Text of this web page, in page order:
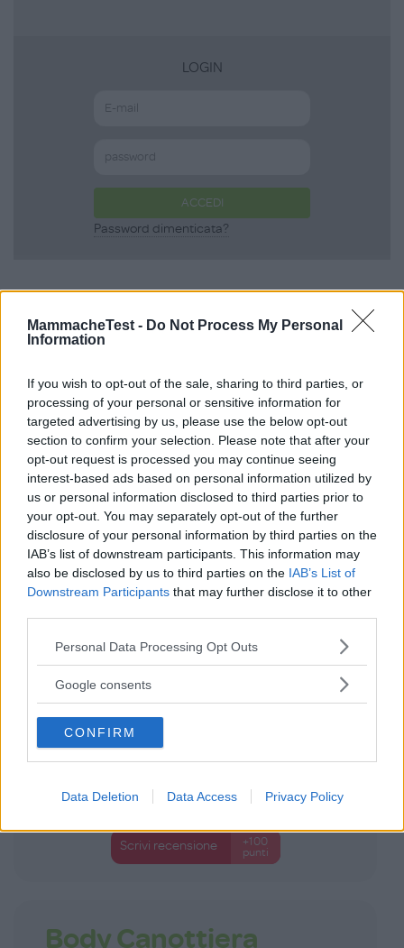
MammacheTest - Do Not Process My Personal
Information
If you wish to opt-out of the sale, sharing to third parties, or
processing of your personal or sensitive information for
targeted advertising by us, please use the below opt-out
section to confirm your selection. Please note that after your
opt-out request is processed you may continue seeing
interest-based ads based on personal information utilized by
us or personal information disclosed to third parties prior to
your opt-out. You may separately opt-out of the further
disclosure of your personal information by third parties on the
IAB’s list of downstream participants. This information may
also be disclosed by us to third parties on the IAB’s List of
Downstream Participants that may further disclose it to other
Please note that this website/app uses one or more Google
not limited to your visit or usage behaviour. You may click to
use your data for below specified purposes in below Google
consent section.
Personal Data Processing Opt Outs
Google consents
CONFIRM
Data Deletion Data Access Privacy Policy
LOGIN
ACCEDI
Password dimenticata?
Body Summer in
Cotone Biologico
Smanicato Tinta Unita
J Bimbi
0 Recensioni
Categoria: Intimo
Scrivi recensione
+100
punti
Body Canottiera